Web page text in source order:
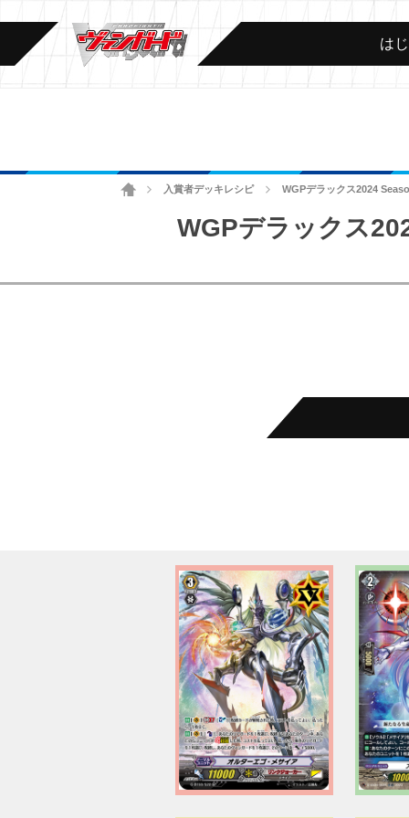
は
ホーム 入賞者デッキレシピ WGPデラックス2024
WGPデラックス